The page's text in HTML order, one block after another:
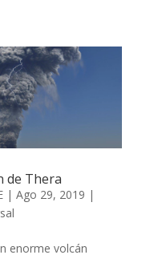
de Thera
| Ago 29, 2019 |
enorme volcán